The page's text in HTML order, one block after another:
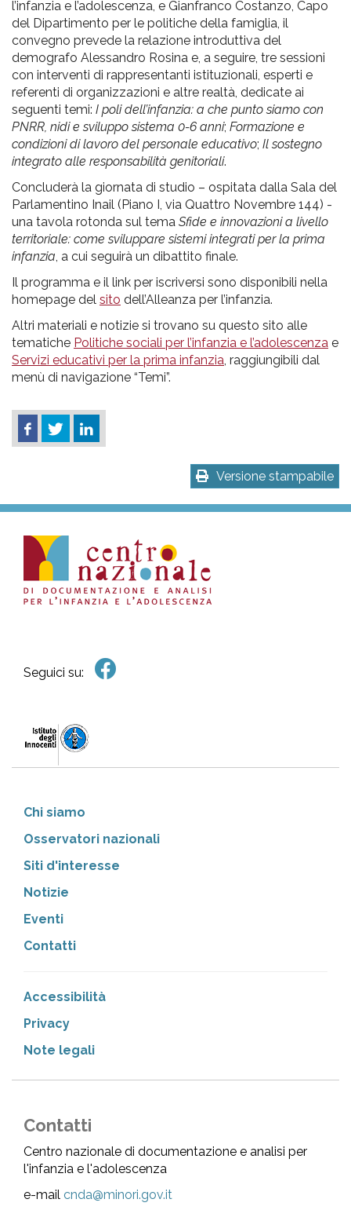
l’infanzia e l’adolescenza, e Gianfranco Costanzo, Capo
del Dipartimento per le politiche della famiglia, il
convegno prevede la relazione introduttiva del
demografo Alessandro Rosina e, a seguire, tre sessioni
con interventi di rappresentanti istituzionali, esperti e
referenti di organizzazioni e altre realtà, dedicate ai
seguenti temi: I poli dell’infanzia: a che punto siamo con
PNRR, nidi e sviluppo sistema 0-6 anni; Formazione e
condizioni di lavoro del personale educativo; Il sostegno
integrato alle responsabilità genitoriali.
Concluderà la giornata di studio – ospitata dalla Sala del
Parlamentino Inail (Piano I, via Quattro Novembre 144) -
una tavola rotonda sul tema Sfide e innovazioni a livello
territoriale: come sviluppare sistemi integrati per la prima
infanzia , a cui seguirà un dibattito finale.
Il programma e il link per iscriversi sono disponibili nella
homepage del sito dell’Alleanza per l’infanzia.
Altri materiali e notizie si trovano su questo sito alle
tematiche Politiche sociali per l’infanzia e l’adolescenza e
Servizi educativi per la prima infanzia , raggiungibili dal
menù di navigazione “Temi”.
Versione stampabile
Seguici su:
Chi siamo
Osservatori nazionali
Siti d'interesse
Notizie
Eventi
Contatti
Accessibilità
Privacy
Note legali
Contatti
Centro nazionale di documentazione e analisi per
l'infanzia e l'adolescenza
e-mail cnda@minori.gov.it